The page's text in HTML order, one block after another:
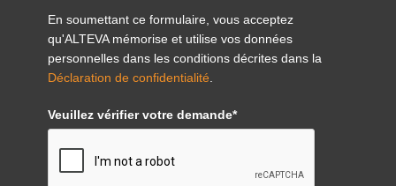
En soumettant ce formulaire, vous acceptez
qu'ALTEVA mémorise et utilise vos données
personnelles dans les conditions décrites dans la
Déclaration de confidentialité
Veuillez vérifier votre demande*